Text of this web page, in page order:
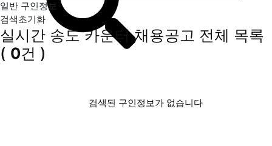
일반 구인정보
검색초기화
실시간 송도 카운터 채용공고 전체 목록
( 0건 )
검색된 구인정보가 없습니다